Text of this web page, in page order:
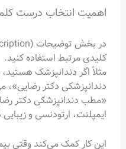
اهمیت انتخاب درست
کلیدی مرتبط استفاده کنید.
مثلاً اگر دندانپزشک
دندانپزشکی دکتر رضایی»،
«مطب دندانپزشکی دکتر
ایمپلنت، ارتودنسی و
این کار کمک می‌کند وقتی